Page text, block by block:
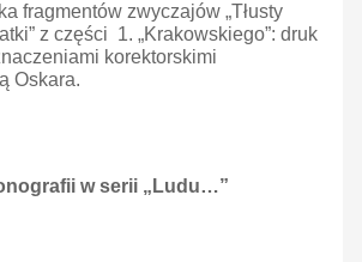
fragmentów zwyczajów „Tłusty
z części 1. „Krakowskiego”: druk
korektorskimi
Oskara.
w serii „Ludu…”